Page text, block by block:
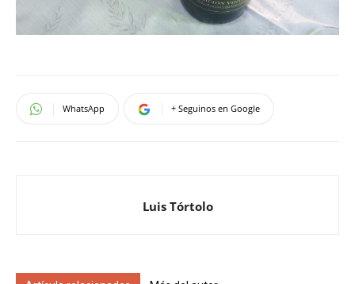
WhatsApp + Seguinos en Google
Luis Tórtolo